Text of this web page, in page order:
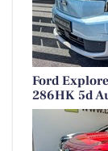
Ford
286HK 5d